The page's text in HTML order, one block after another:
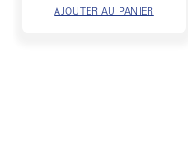
AJOUTER AU PANIER